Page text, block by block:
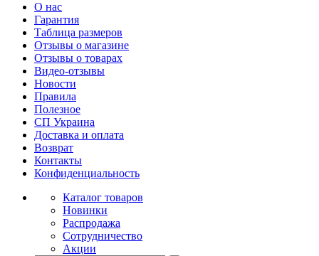
О нас
Гарантия
Таблица размеров
Отзывы о магазине
Отзывы о товарах
Видео-отзывы
Новости
Правила
Полезное
СП Украина
Доставка и оплата
Возврат
Контакты
Конфиденциальность
Каталог товаров
Новинки
Распродажа
Сотрудничество
Акции